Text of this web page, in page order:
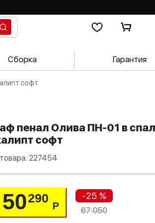
Сборка Гарантия
софт
софт
227454
50290
Р
-25 %
67 050